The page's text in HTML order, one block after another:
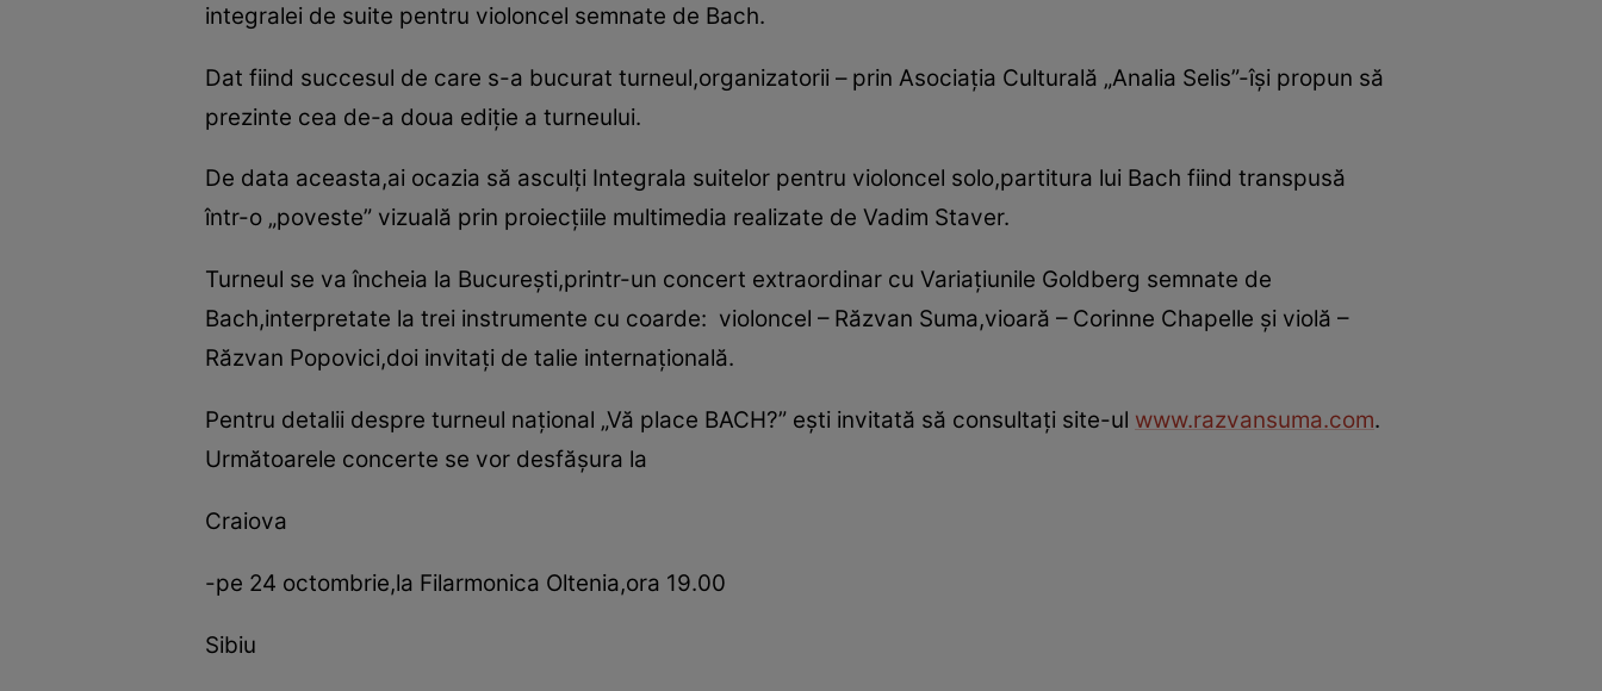
integralei de suite pentru violoncel semnate de Bach.
Dat fiind succesul de care s-a bucurat turneul,organizatorii – prin Asociaţia Culturală „Analia Selis”-îşi propun să
prezinte cea de-a doua ediţie a turneului.
De data aceasta,ai ocazia să asculţi Integrala suitelor pentru violoncel solo,partitura lui Bach fiind transpusă
într-o „poveste” vizuală prin proiecţiile multimedia realizate de Vadim Staver.
Turneul se va încheia la Bucureşti,printr-un concert extraordinar cu Variaţiunile Goldberg semnate de
Bach,interpretate la trei instrumente cu coarde: violoncel – Răzvan Suma,vioară – Corinne Chapelle şi violă –
Răzvan Popovici,doi invitaţi de talie internaţională.
Pentru detalii despre turneul naţional „Vă place BACH?” eşti invitată să consultaţi site-ul www.razvansuma.com.
Următoarele concerte se vor desfăşura la
Craiova
-pe 24 octombrie,la Filarmonica Oltenia,ora 19.00
Sibiu